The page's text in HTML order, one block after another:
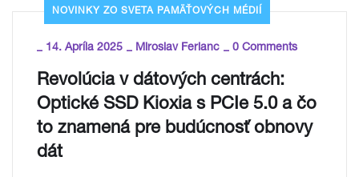
NOVINKY ZO SVETA PAMÄŤOVÝCH MÉDIÍ
_ 14. Apríla 2025 _ Miroslav Ferianc _ 0 Comments
Revolúcia v dátových centrách:
Optické SSD Kioxia s PCIe 5.0 a čo
to znamená pre budúcnosť obnovy
dát